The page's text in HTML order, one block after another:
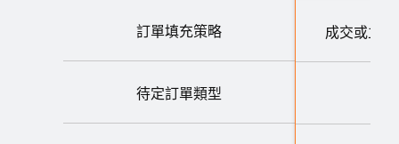
訂單填充策略
待定訂單類型
成交或立